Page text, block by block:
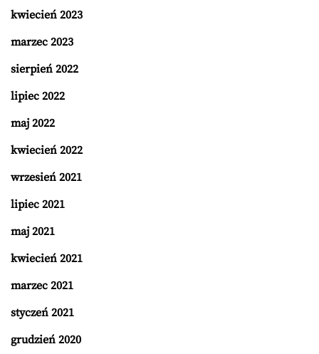
kwiecień 2023
marzec 2023
sierpień 2022
lipiec 2022
maj 2022
kwiecień 2022
wrzesień 2021
lipiec 2021
maj 2021
kwiecień 2021
marzec 2021
styczeń 2021
grudzień 2020